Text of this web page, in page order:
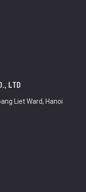
LTD
Liet Ward, Hanoi